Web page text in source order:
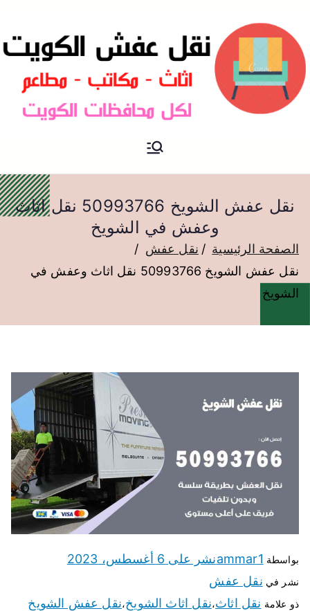
نقل عفش الكويت
نقل عفش الشويخ 50993766 نقل اثاث
وعفش في الشويخ
الصفحة الرئيسية
نقل عفش
نقل عفش الشويخ 50993766 نقل اثاث وعفش في
الشويخ
بواسطة ammar1نشر على 6 أغسطس، 2023
نشر في نقل عفش
ذو علامة نقل اثاث،نقل اثاث الشويخ،نقل عفش الشويخ